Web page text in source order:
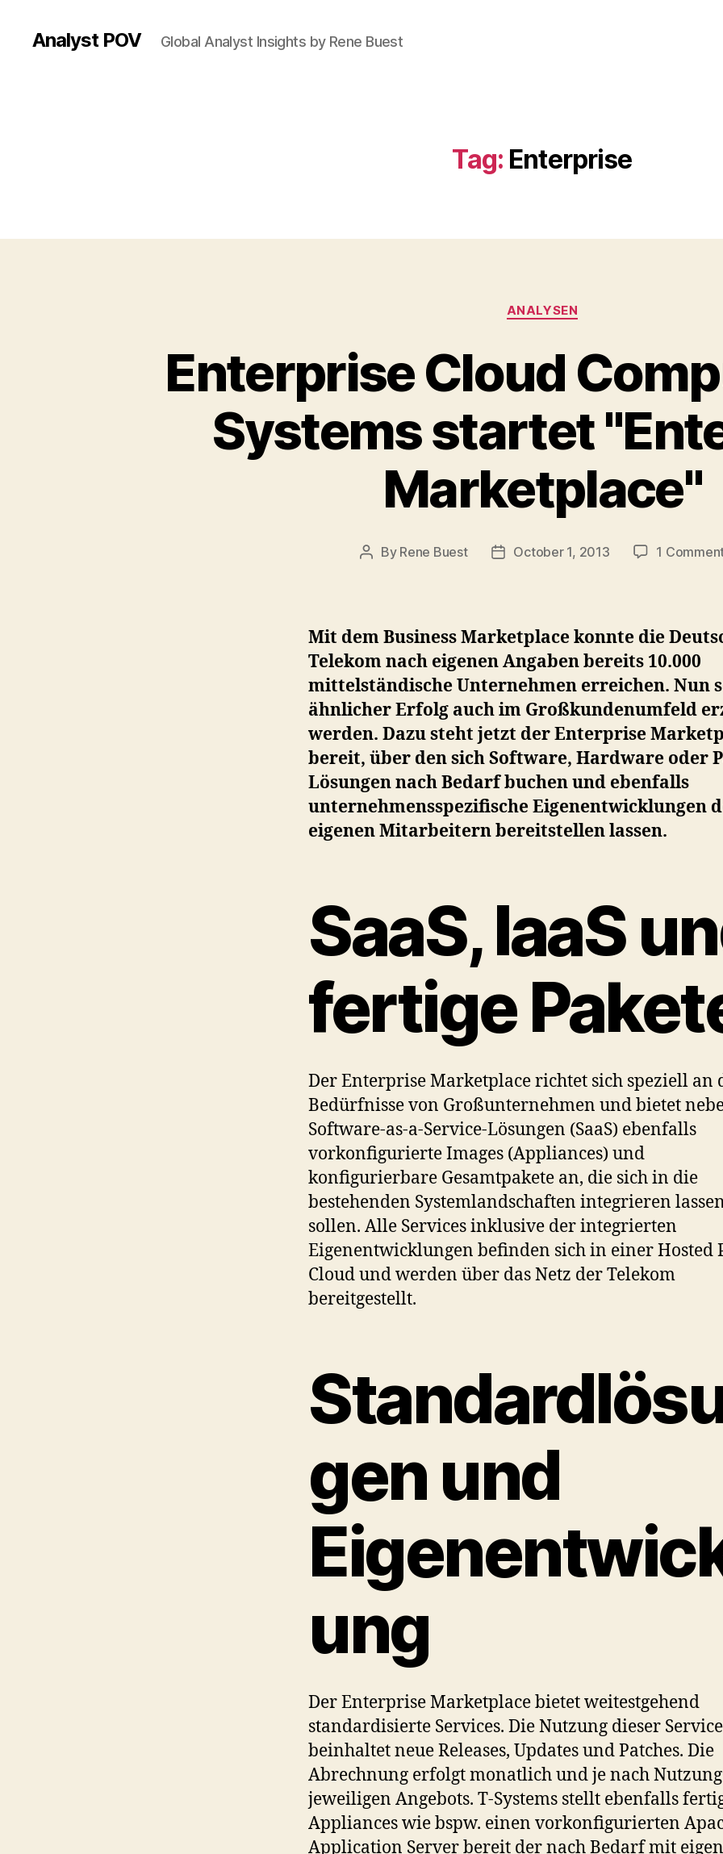
Analyst POV Global Analyst Insights by Rene Buest
Tag: Enterprise
Categories
ANALYSEN
Enterprise Cloud
Systems startet
Marketplace"
Post
By Rene Buest
PostOctober 1, 2013 1
Mit dem Business Marketplace konnte die
Telekom nach eigenen Angaben bereits 10.000
mittelständische Unternehmen erreichen. Nun
ähnlicher Erfolg auch im Großkundenumfeld
werden. Dazu steht jetzt der Enterprise
bereit, über den sich Software, Hardware oder
Lösungen nach Bedarf buchen und ebenfalls
unternehmensspezifische Eigenentwicklungen
eigenen Mitarbeitern bereitstellen lassen.
SaaS, IaaS
fertige
Der Enterprise Marketplace richtet sich speziell an
Bedürfnisse von Großunternehmen und bietet
Software-as-a-Service-Lösungen (SaaS) ebenfalls
vorkonfigurierte Images (Appliances) und
konfigurierbare Gesamtpakete an, die sich in die
bestehenden Systemlandschaften integrieren
sollen. Alle Services inklusive der integrierten
Eigenentwicklungen befinden sich in einer Hosted
Cloud und werden über das Netz der Telekom
bereitgestellt.
gen und
ung
Der Enterprise Marketplace bietet weitestgehend
standardisierte Services. Die Nutzung dieser
beinhaltet neue Releases, Updates und Patches. Die
Abrechnung erfolgt monatlich und je nach Nutzung
jeweiligen Angebots. T-Systems stellt ebenfalls
Appliances wie bspw. einen vorkonfigurierten
Application Server bereit der nach Bedarf mit